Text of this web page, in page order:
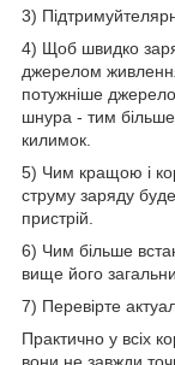
3)
4) Щоб швидко
джерелом
потужніше
шнура - тим
килимок.
5) Чим кращою і
струму заряду
пристрій.
6) Чим більше
вище його
7) Перевірте
Практично у всіх
вони не завжди